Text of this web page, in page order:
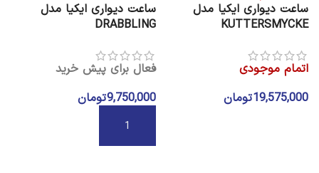
ساعت دیواری ایکیا مدل
KUTTERSMYCKE
اتمام موجودی
19,575,000تومان
ساعت دیواری ایکیا مدل
DRABBLING
فعال برای پیش خرید
9,750,000تومان
افزودن به سبد خرید